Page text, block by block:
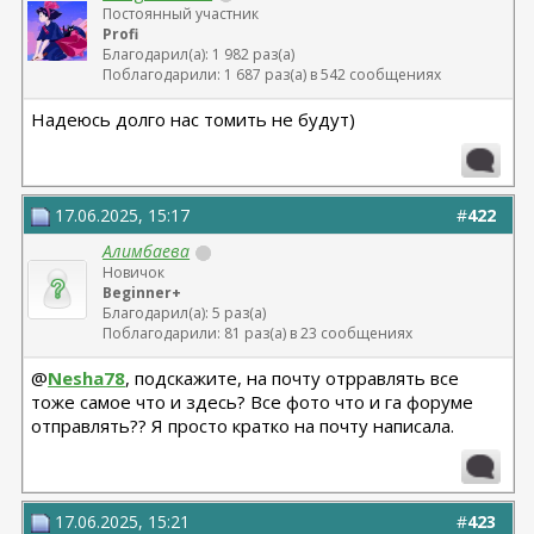
Постоянный участник
Profi
Благодарил(а): 1 982 раз(а)
Поблагодарили: 1 687 раз(а) в 542 сообщениях
Надеюсь долго нас томить не будут)
#422
17.06.2025, 15:17
Алимбаева
Новичок
Beginner+
Благодарил(а): 5 раз(а)
Поблагодарили: 81 раз(а) в 23 сообщениях
@Nesha78, подскажите, на почту отрравлять все
тоже самое что и здесь? Все фото что и га форуме
отправлять?? Я просто кратко на почту написала.
#423
17.06.2025, 15:21